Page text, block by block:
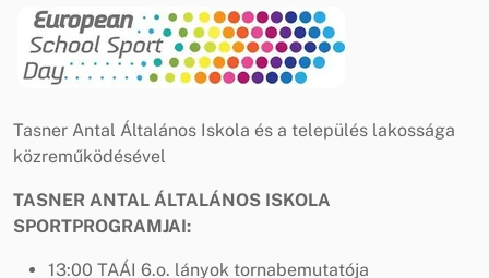
Tasner Antal Általános Iskola és a település lakossága
közreműködésével
TASNER ANTAL ÁLTALÁNOS ISKOLA
SPORTPROGRAMJAI:
13:00 TAÁI 6.o. lányok tornabemutatója